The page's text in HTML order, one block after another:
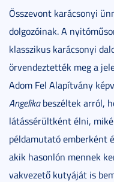
Összevont karácsonyi
dolgozóinak. A
klasszikus karácsonyi
örvendeztették meg a
Adom Fel Alapítvány
Angelikabeszéltek arról,
látássérültként élni,
példamutató emberként
akik hasonlón mennek
vakvezető kutyáját is